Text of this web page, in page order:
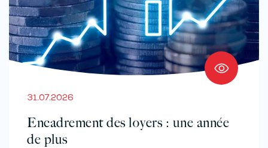
31.07.2026
Encadrement des loyers : une année
de plus